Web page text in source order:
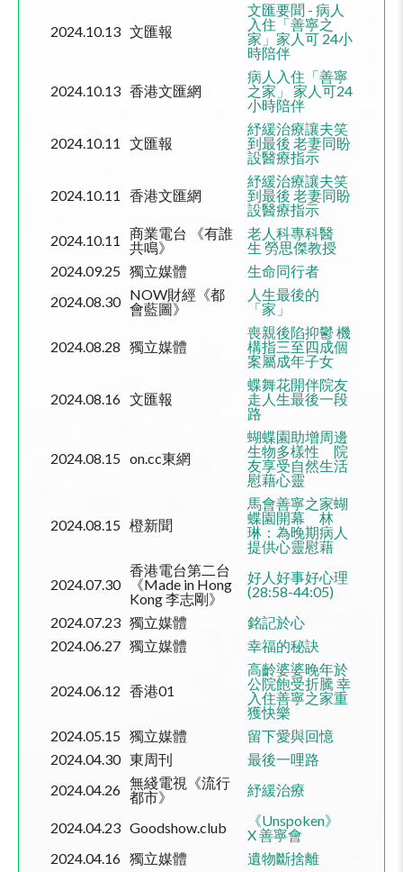
2024.10.13 文匯報
文匯要聞 - 病人
入住「善寧之
家」家人可 24小
時陪伴
2024.10.13 香港文匯網
病人入住「善寧
之家」 家人可24
小時陪伴
2024.10.11 文匯報
紓緩治療讓夫笑
到最後 老妻同盼
設醫療指示
2024.10.11 香港文匯網
紓緩治療讓夫笑
到最後 老妻同盼
設醫療指示
2024.10.11
商業電台 《有誰
共鳴》
老人科專科醫
生勞思傑教授
2024.09.25 獨立媒體
生命同行者
2024.08.30 NOW財經《都
會藍圖》
人生最後的
「家」
2024.08.28 獨立媒體
喪親後陷抑鬱 機
構指三至四成個
案屬成年子女
2024.08.16 文匯報
蝶舞花開伴院友
走人生最後一段
路
2024.08.15 on.cc東網
蝴蝶園助增周邊
生物多樣性 院
友享受自然生活
慰藉心靈
2024.08.15 橙新聞
馬會善寧之家蝴
蝶園開幕 林
琳：為晚期病人
提供心靈慰藉
2024.07.30
香港電台第二台
《Made in Hong
Kong李志剛》
好人好事好心理
(28:58-44:05)
2024.07.23 獨立媒體
銘記於心
2024.06.27 獨立媒體 幸福的秘訣
2024.06.12 香港01
高齡婆婆晚年於
公院飽受折騰 幸
入住善寧之家重
獲快樂
2024.05.15 獨立媒體
留下愛與回憶
2024.04.30 東周刊
最後一哩路
2024.04.26 無綫電視《流行
都市》
紓緩治療
2024.04.23 Goodshow.club 《Unspoken》
X善寧會
2024.04.16 獨立媒體 遺物斷捨離